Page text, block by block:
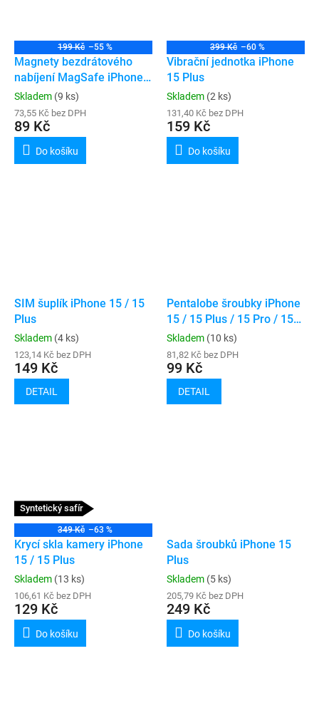
199 Kč –55 %
Magnety bezdrátového
nabíjení MagSafe iPhone
14 / 14 Plus / 15 / 15 Plus
Skladem (9 ks)
73,55 Kč bez DPH
89 Kč
Do košíku
399 Kč –60 %
Vibrační jednotka iPhone
15 Plus
Skladem (2 ks)
131,40 Kč bez DPH
159 Kč
Do košíku
SIM šuplík iPhone 15 / 15
Plus
Skladem (4 ks)
123,14 Kč bez DPH
149 Kč
DETAIL
Pentalobe šroubky iPhone
15 / 15 Plus / 15 Pro / 15
Pro Max (10ks)
Skladem (10 ks)
81,82 Kč bez DPH
99 Kč
DETAIL
Syntetický safír
349 Kč –63 %
Krycí skla kamery iPhone
15 / 15 Plus
Skladem (13 ks)
106,61 Kč bez DPH
129 Kč
Do košíku
Sada šroubků iPhone 15
Plus
Skladem (5 ks)
205,79 Kč bez DPH
249 Kč
Do košíku